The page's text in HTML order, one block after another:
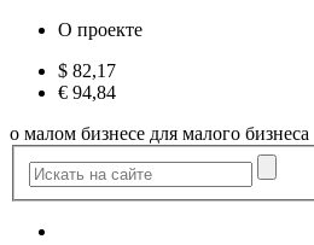
О проекте
$ 82,17
€ 94,84
о малом бизнесе для малого бизнеса